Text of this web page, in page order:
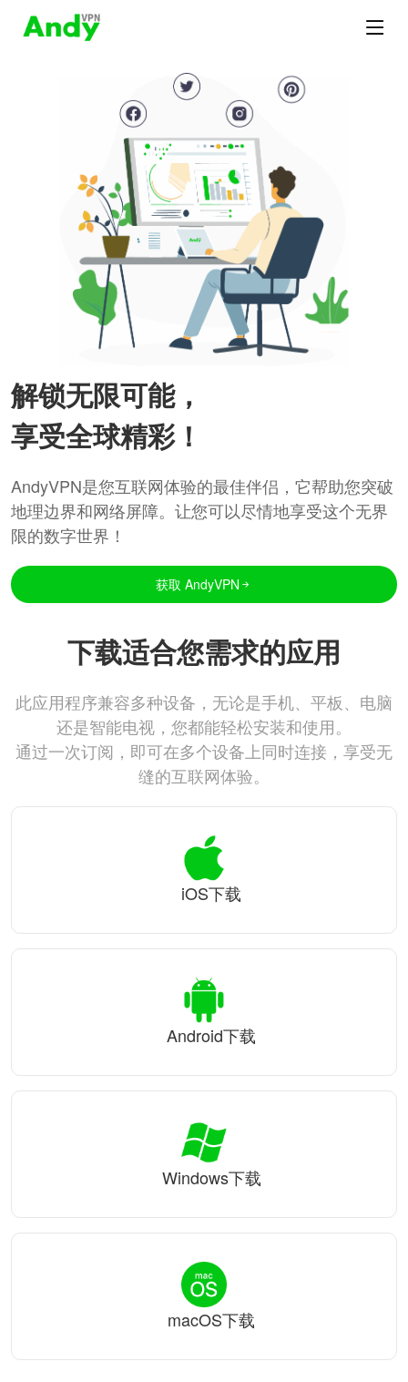
解锁无限可能，
享受全球精彩！
AndyVPN是您互联网体验的最佳伴侣，它帮助您突破
地理边界和网络屏障。让您可以尽情地享受这个无界
限的数字世界！
获取 AndyVPN
下载适合您需求的应用
此应用程序兼容多种设备，无论是手机、平板、电脑
还是智能电视，您都能轻松安装和使用。
通过一次订阅，即可在多个设备上同时连接，享受无
缝的互联网体验。
iOS下载
Android下载
Windows下载
macOS下载